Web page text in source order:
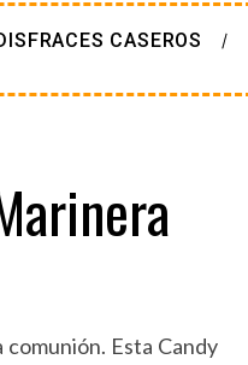
CASEROS
comunión. Esta Candy